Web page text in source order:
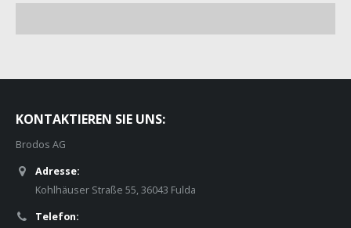
KONTAKTIEREN SIE UNS:
Brodos AG
Adresse:
Kohlhäuser Straße 55, 36043 Fulda
Telefon: